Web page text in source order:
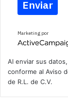
Enviar
Marketing por
A
v
e
a
Al enviar sus
conforme al Aviso
de R.L. de C.V.